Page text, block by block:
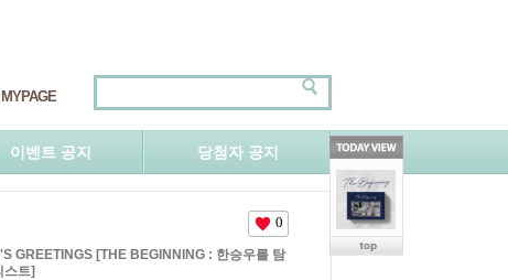
MYPAGE
이벤트 공지 당첨자 공지
0
GREETINGS [THE BEGINNING : 한승우를 탐
스트]